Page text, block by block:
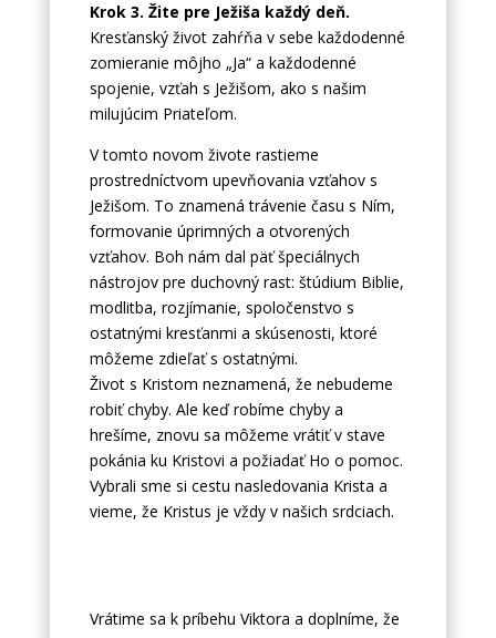
Krok 3. Žite pre Ježiša každý deň.
Kresťanský život zahŕňa v sebe každodenné
zomieranie môjho „Ja“ a každodenné
spojenie, vzťah s Ježišom, ako s našim
milujúcim Priateľom.
V tomto novom živote rastieme
prostredníctvom upevňovania vzťahov s
Ježišom. To znamená trávenie času s Ním,
formovanie úprimných a otvorených
vzťahov. Boh nám dal päť špeciálnych
nástrojov pre duchovný rast: štúdium Biblie,
modlitba, rozjímanie, spoločenstvo s
ostatnými kresťanmi a skúsenosti, ktoré
môžeme zdieľať s ostatnými.
Život s Kristom neznamená, že nebudeme
robiť chyby. Ale keď robíme chyby a
hrešíme, znovu sa môžeme vrátiť v stave
pokánia ku Kristovi a požiadať Ho o pomoc.
Vybrali sme si cestu nasledovania Krista a
vieme, že Kristus je vždy v našich srdciach.
Vrátime sa k príbehu Viktora a doplníme, že